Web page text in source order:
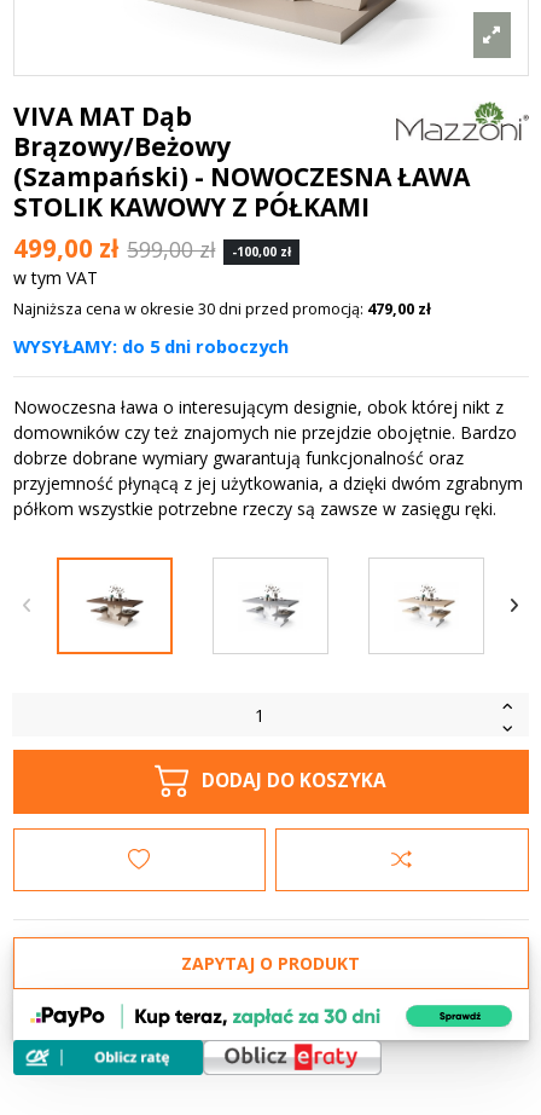
VIVA MAT Dąb
Brązowy/Beżowy
(Szampański) - NOWOCZESNA ŁAWA
STOLIK KAWOWY Z PÓŁKAMI
499,00 zł 599,00 zł -100,00 zł
w tym VAT
Najniższa cena w okresie 30 dni przed promocją: 479,00 zł
WYSYŁAMY: do 5 dni roboczych
Nowoczesna ława o interesującym designie, obok której nikt z
domowników czy też znajomych nie przejdzie obojętnie. Bardzo
dobrze dobrane wymiary gwarantują funkcjonalność oraz
przyjemność płynącą z jej użytkowania, a dzięki dwóm zgrabnym
półkom wszystkie potrzebne rzeczy są zawsze w zasięgu ręki.
DODAJ DO KOSZYKA
ZAPYTAJ O PRODUKT